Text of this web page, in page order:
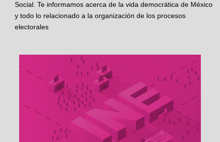
Social. Te informamos acerca de la vida democrática de México
y todo lo relacionado a la organización de los procesos
electorales